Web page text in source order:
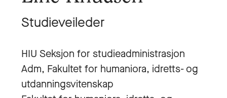
Studieveileder
HIU Seksjon for studieadministrasjon
Adm, Fakultet for humaniora, idretts- og
utdanningsvitenskap